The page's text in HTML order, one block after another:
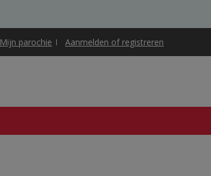
Mijn parochie Aanmelden of registreren